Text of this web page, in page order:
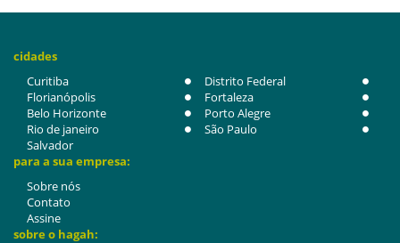
cidades
Curitiba
Distrito Federal
Florianópolis
Fortaleza
Belo Horizonte
Porto Alegre
Rio de janeiro
São Paulo
Salvador
para a sua empresa:
Sobre nós
Contato
Assine
sobre o hagah: